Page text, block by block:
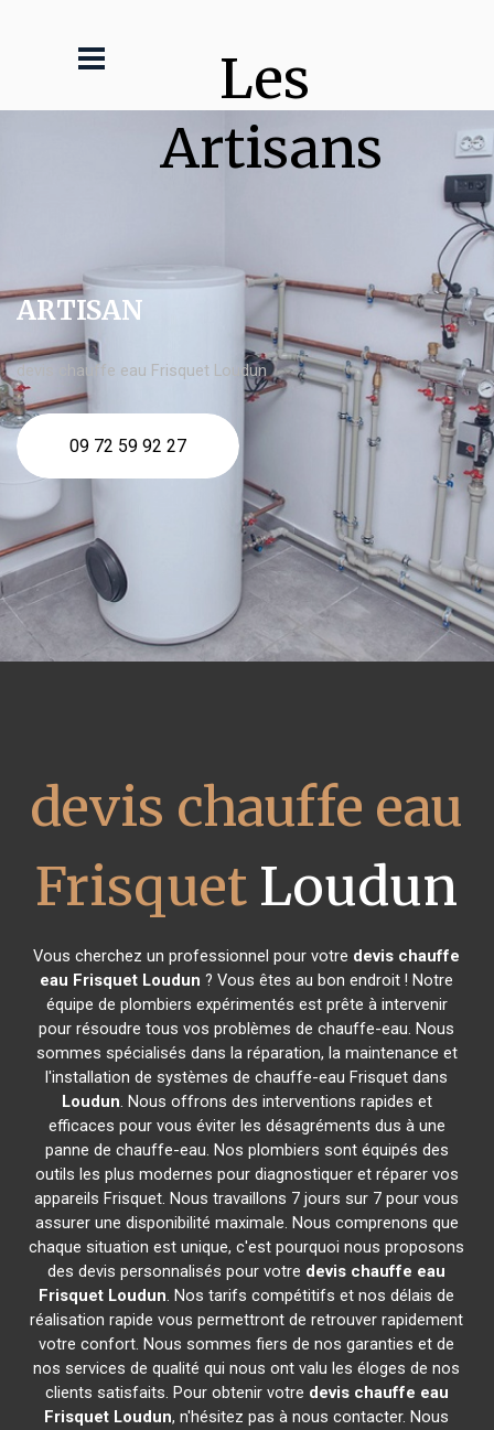
Les
Artisans
ARTISAN
devis chauffe eau Frisquet Loudun
09 72 59 92 27
devis chauffe eau
Frisquet Loudun
Vous cherchez un professionnel pour votre devis chauffe
eau Frisquet Loudun ? Vous êtes au bon endroit ! Notre
équipe de plombiers expérimentés est prête à intervenir
pour résoudre tous vos problèmes de chauffe-eau. Nous
sommes spécialisés dans la réparation, la maintenance et
l'installation de systèmes de chauffe-eau Frisquet dans
Loudun. Nous offrons des interventions rapides et
efficaces pour vous éviter les désagréments dus à une
panne de chauffe-eau. Nos plombiers sont équipés des
outils les plus modernes pour diagnostiquer et réparer vos
appareils Frisquet. Nous travaillons 7 jours sur 7 pour vous
assurer une disponibilité maximale. Nous comprenons que
chaque situation est unique, c'est pourquoi nous proposons
des devis personnalisés pour votre devis chauffe eau
Frisquet Loudun. Nos tarifs compétitifs et nos délais de
réalisation rapide vous permettront de retrouver rapidement
votre confort. Nous sommes fiers de nos garanties et de
nos services de qualité qui nous ont valu les éloges de nos
clients satisfaits. Pour obtenir votre devis chauffe eau
Frisquet Loudun, n'hésitez pas à nous contacter. Nous